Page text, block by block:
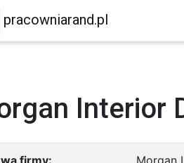
pracowniarand.pl
Interior
firmy: Morgan